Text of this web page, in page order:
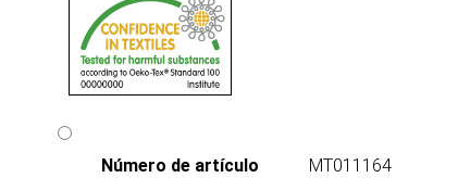
Número de artículo
MT011164